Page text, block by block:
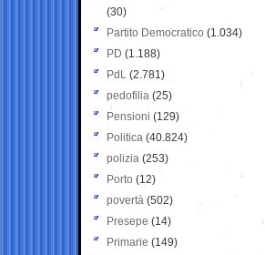
(30)
Partito Democratico (1.034)
PD (1.188)
PdL (2.781)
pedofilia (25)
Pensioni (129)
Politica (40.824)
polizia (253)
Porto (12)
povertà (502)
Presepe (14)
Primarie (149)